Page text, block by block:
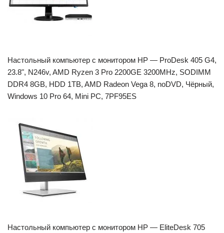
Настольный компьютер с монитором HP — ProDesk 405 G4,
23.8", N246v, AMD Ryzen 3 Pro 2200GE 3200MHz, SODIMM
DDR4 8GB, HDD 1TB, AMD Radeon Vega 8, noDVD, Чёрный,
Windows 10 Pro 64, Mini PC, 7PF95ES
Настольный компьютер с монитором HP — EliteDesk 705